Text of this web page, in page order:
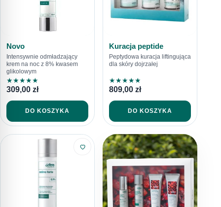
Novo
Intensywnie odmładzający
krem na noc z 8% kwasem
glikolowym
★★★★★
309,00 zł
DO KOSZYKA
Kuracja peptide
Peptydowa kuracja liftingująca
dla skóry dojrzałej
★★★★★
809,00 zł
DO KOSZYKA